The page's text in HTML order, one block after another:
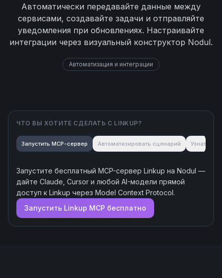
Автоматически передавайте данные между
сервисами, создавайте задачи и отправляйте
уведомления при обновлениях. Настраивайте
интеграции через визуальный конструктор Nodul.
Автоматизация и интеграции
ЧТО ВЫ ХОТИТЕ СДЕЛАТЬ С LINKUP?
Запустить MCP-сервер Автоматизировать сценарий Узнать об
Запустите бесплатный MCP-сервер Linkup на Nodul —
дайте Claude, Cursor и любой AI-модели прямой
доступ к Linkup через Model Context Protocol.
Запустить Linkup MCP бесплатно